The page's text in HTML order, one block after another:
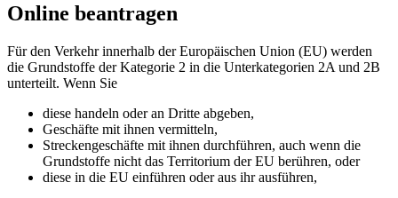
Online beantragen
Für den Verkehr innerhalb der Europäischen Union (EU) werden
die Grundstoffe der Kategorie 2 in die Unterkategorien 2A und 2B
unterteilt. Wenn Sie
diese handeln oder an Dritte abgeben,
Geschäfte mit ihnen vermitteln,
Streckengeschäfte mit ihnen durchführen, auch wenn die
Grundstoffe nicht das Territorium der EU berühren, oder
diese in die EU einführen oder aus ihr ausführen,